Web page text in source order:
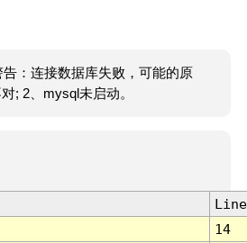
：连接数据库失败，可能的原
; 2、mysql未启动。
Line
14